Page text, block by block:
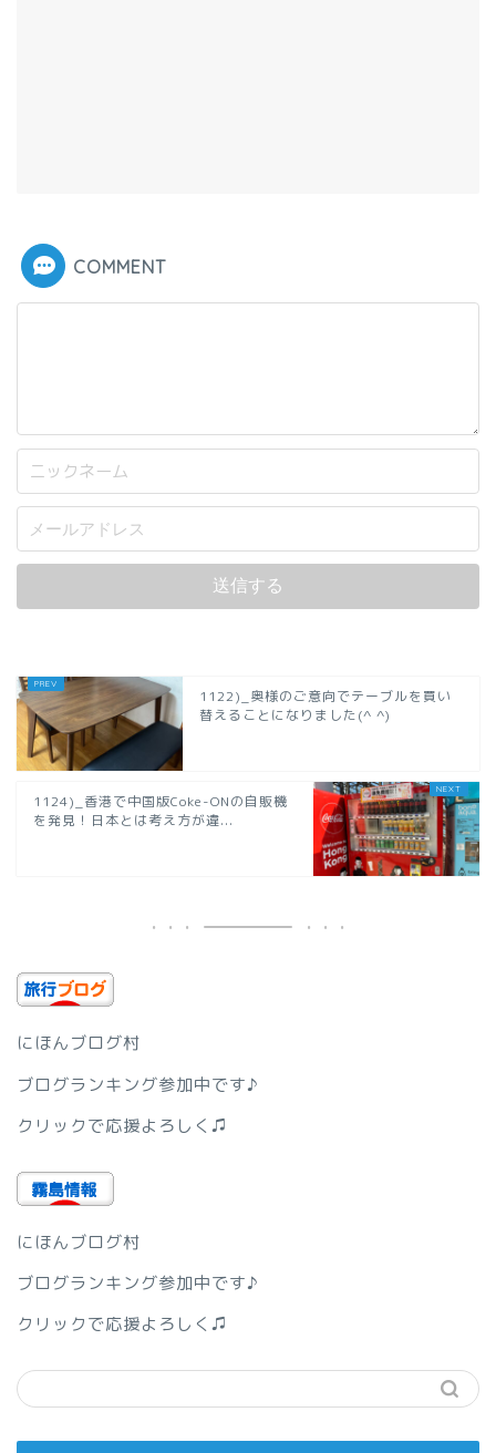
COMMENT
1122)_奥様のご意向でテーブルを買い
替えることになりました(^ ^)
1124)_香港で中国版Coke-ONの自販機
を発見！日本とは考え方が違...
にほんブログ村
ブログランキング参加中です♪
クリックで応援よろしく♫
にほんブログ村
ブログランキング参加中です♪
クリックで応援よろしく♫